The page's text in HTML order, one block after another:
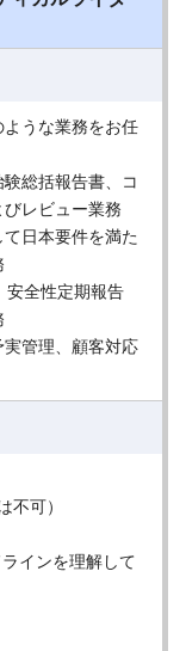
うな業務をお任
総括報告書、コ
レビュー業務
て日本要件を満た
安全性定期報告
実管理、顧客対応
不可）
インを理解して